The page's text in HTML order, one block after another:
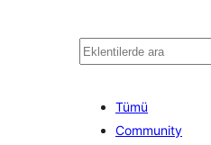
Ara
Tümü
Community